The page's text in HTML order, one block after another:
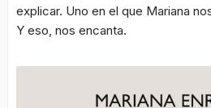
explicar. Uno en el que Mariana
Y eso, nos encanta.